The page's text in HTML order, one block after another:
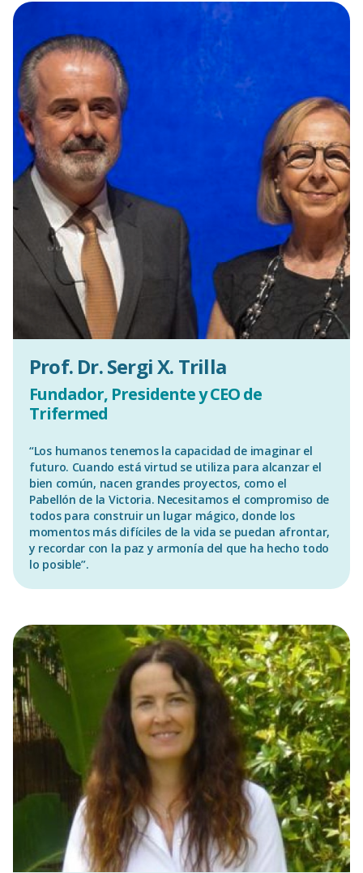
Prof. Dr. Sergi X. Trilla
Fundador, Presidente y CEO de
Trifermed
“Los humanos tenemos la capacidad de imaginar el
futuro. Cuando está virtud se utiliza para alcanzar el
bien común, nacen grandes proyectos, como el
Pabellón de la Victoria. Necesitamos el compromiso de
todos para construir un lugar mágico, donde los
momentos más difíciles de la vida se puedan afrontar,
y recordar con la paz y armonía del que ha hecho todo
lo posible”.